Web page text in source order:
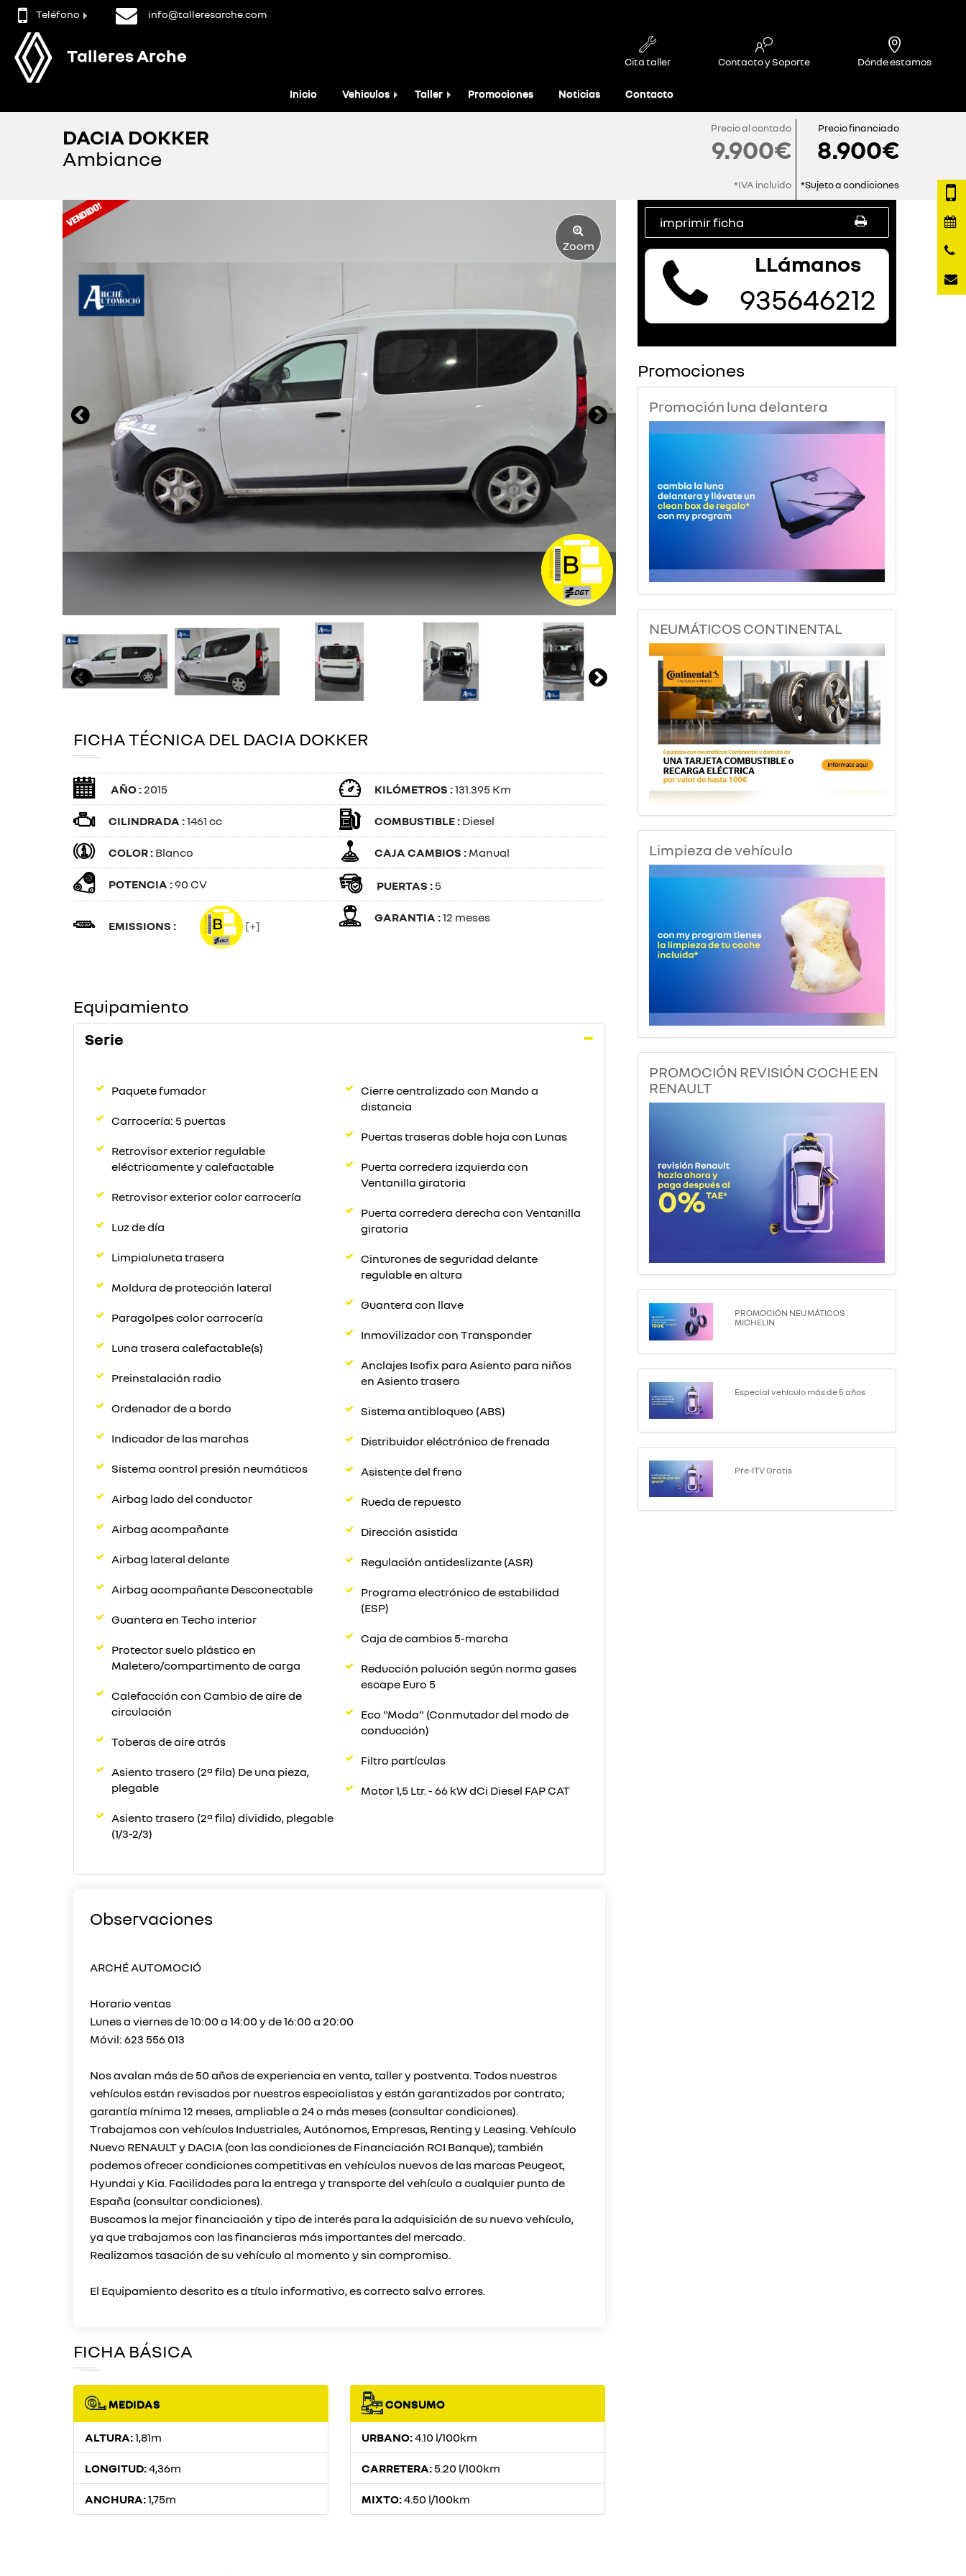
Teléfono info@talleresarche.com
Talleres Arche Cita taller Contacto y Soporte Dónde estamos
Inicio Vehiculos Taller Promociones Noticias Contacto
DACIA DOKKER
Ambiance
Precio al contado
9.900€
*IVA incluido
Precio financiado
8.900€
*Sujeto a condiciones
Zoom
FICHA TÉCNICA DEL DACIA DOKKER
AÑO :2015 KILÓMETROS :131.395 Km
CILINDRADA :1461 cc COMBUSTIBLE : Diesel
COLOR : Blanco CAJA CAMBIOS : Manual
POTENCIA :90 CV PUERTAS : 5
EMISSIONS : [+]
GARANTIA :12 meses
Equipamiento
Serie
Paquete fumador
Carrocería: 5 puertas
Retrovisor exterior regulable
eléctricamente y calefactable
Retrovisor exterior color carrocería
Luz de día
Limpialuneta trasera
Moldura de protección lateral
Paragolpes color carrocería
Luna trasera calefactable(s)
Preinstalación radio
Ordenador de a bordo
Indicador de las marchas
Sistema control presión neumáticos
Airbag lado del conductor
Airbag acompañante
Airbag lateral delante
Airbag acompañante Desconectable
Guantera en Techo interior
Protector suelo plástico en
Maletero/compartimento de carga
Calefacción con Cambio de aire de
circulación
Toberas de aire atrás
Asiento trasero (2ª fila) De una pieza,
plegable
Asiento trasero (2ª fila) dividido, plegable
(1/3-2/3)
Cierre centralizado con Mando a
distancia
Puertas traseras doble hoja con Lunas
Puerta corredera izquierda con
Ventanilla giratoria
Puerta corredera derecha con Ventanilla
giratoria
Cinturones de seguridad delante
regulable en altura
Guantera con llave
Inmovilizador con Transponder
Anclajes Isofix para Asiento para niños
en Asiento trasero
Sistema antibloqueo (ABS)
Distribuidor eléctrónico de frenada
Asistente del freno
Rueda de repuesto
Dirección asistida
Regulación antideslizante (ASR)
Programa electrónico de estabilidad
(ESP)
Caja de cambios 5-marcha
Reducción polución según norma gases
escape Euro 5
Eco "Moda" (Conmutador del modo de
conducción)
Filtro partículas
Motor 1,5 Ltr. - 66 kW dCi Diesel FAP CAT
Observaciones
ARCHÉ AUTOMOCIÓ
Horario ventas
Lunes a viernes de 10:00 a 14:00 y de 16:00 a 20:00
Móvil: 623 556 013
Nos avalan más de 50 años de experiencia en venta, taller y postventa. Todos nuestros
vehículos están revisados por nuestros especialistas y están garantizados por contrato;
garantía mínima 12 meses, ampliable a 24 o más meses (consultar condiciones).
Trabajamos con vehículos Industriales, Autónomos, Empresas, Renting y Leasing. Vehículo
Nuevo RENAULT y DACIA (con las condiciones de Financiación RCI Banque); también
podemos ofrecer condiciones competitivas en vehículos nuevos de las marcas Peugeot,
Hyundai y Kia. Facilidades para la entrega y transporte del vehículo a cualquier punto de
España (consultar condiciones).
Buscamos la mejor financiación y tipo de interés para la adquisición de su nuevo vehículo,
ya que trabajamos con las financieras más importantes del mercado.
Realizamos tasación de su vehículo al momento y sin compromiso.
FICHA BÁSICA
MEDIDAS
ALTURA:1,81m
LONGITUD:4,36m
ANCHURA:1,75m
CONSUMO
URBANO:4.10 l/100km
CARRETERA: 5.20 l/100km
MIXTO:4.50 l/100km
imprimir ficha
LLámanos
935646212
Promociones
Promoción luna delantera
NEUMÁTICOS CONTINENTAL
Limpieza de vehículo
PROMOCIÓN REVISIÓN COCHE EN
RENAULT
PROMOCIÓN NEUMÁTICOS
MICHELIN
Especial vehículo más de 5 años
Pre-ITV Gratis